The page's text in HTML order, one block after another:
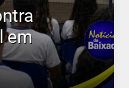
em